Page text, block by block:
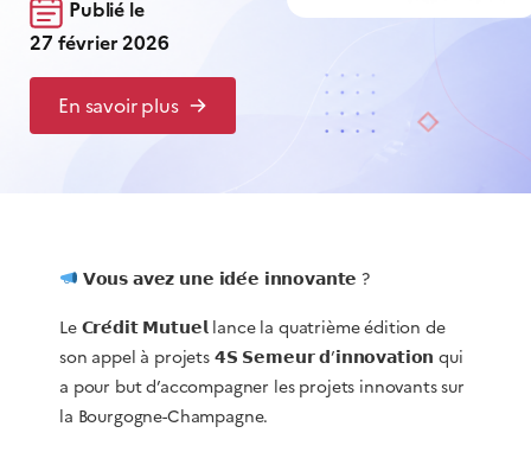
Publié le
27 février 2026
En savoir plus
𝗩𝗼𝘂𝘀 𝗮𝘃𝗲𝘇 𝘂𝗻𝗲 𝗶𝗱𝗲́𝗲 𝗶𝗻𝗻𝗼𝘃𝗮𝗻𝘁𝗲 ?
Le 𝗖𝗿𝗲́𝗱𝗶𝘁 𝗠𝘂𝘁𝘂𝗲𝗹 lance la quatrième édition de
son appel à projets 𝟰𝗦 𝗦𝗲𝗺𝗲𝘂𝗿 𝗱’𝗶𝗻𝗻𝗼𝘃𝗮𝘁𝗶𝗼𝗻 qui
a pour but d’accompagner les projets innovants sur
la Bourgogne-Champagne.